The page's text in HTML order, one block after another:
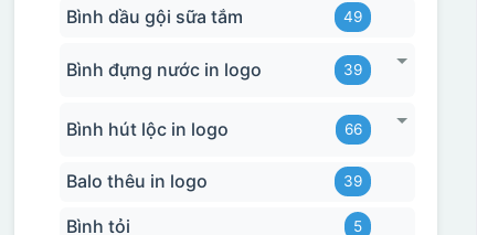
Bình dầu gội sữa tắm 49
Bình đựng nước in logo 39
Bình hút lộc in logo 66
Balo thêu in logo 39
Bình tỏi 5